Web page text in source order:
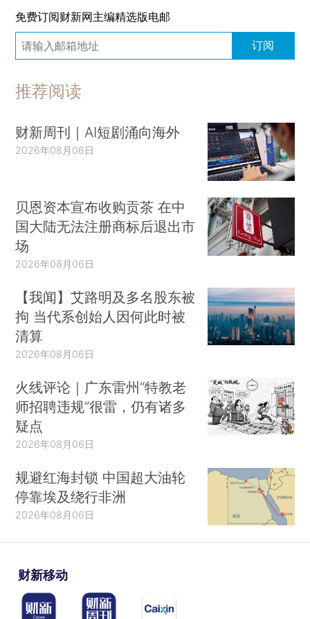
免费订阅财新网主编精选版电邮
订阅
推荐阅读
财新周刊｜AI短剧涌向海外
2026年08月06日
贝恩资本宣布收购贡茶 在中
国大陆无法注册商标后退出市
场
2026年08月06日
【我闻】艾路明及多名股东被
拘 当代系创始人因何此时被
清算
2026年08月06日
火线评论｜广东雷州“特教老
师招聘违规”很雷，仍有诸多
疑点
2026年08月06日
规避红海封锁 中国超大油轮
停靠埃及绕行非洲
2026年08月06日
财新移动